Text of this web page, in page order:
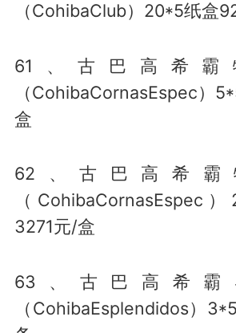
（CohibaClub）20*5纸盒
61、古巴高希霸
（CohibaCornasEspec）
盒
62、古巴高希霸
（CohibaCornasEspec
3271元/盒
63、古巴高希霸
（CohibaEsplendidos）